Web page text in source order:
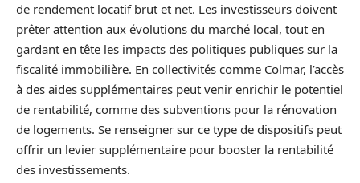
de rendement locatif brut et net. Les investisseurs doivent
prêter attention aux évolutions du marché local, tout en
gardant en tête les impacts des politiques publiques sur la
fiscalité immobilière. En collectivités comme Colmar, l’accès
à des aides supplémentaires peut venir enrichir le potentiel
de rentabilité, comme des subventions pour la rénovation
de logements. Se renseigner sur ce type de dispositifs peut
offrir un levier supplémentaire pour booster la rentabilité
des investissements.